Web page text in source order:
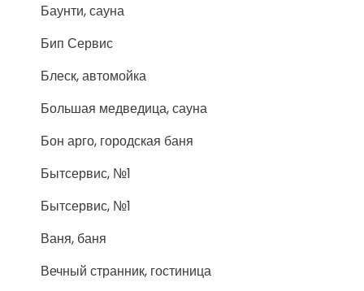
Баунти, сауна
Бип Сервис
Блеск, автомойка
Большая медведица, сауна
Бон арго, городская баня
Бытсервис, №1
Бытсервис, №1
Ваня, баня
Вечный странник, гостиница